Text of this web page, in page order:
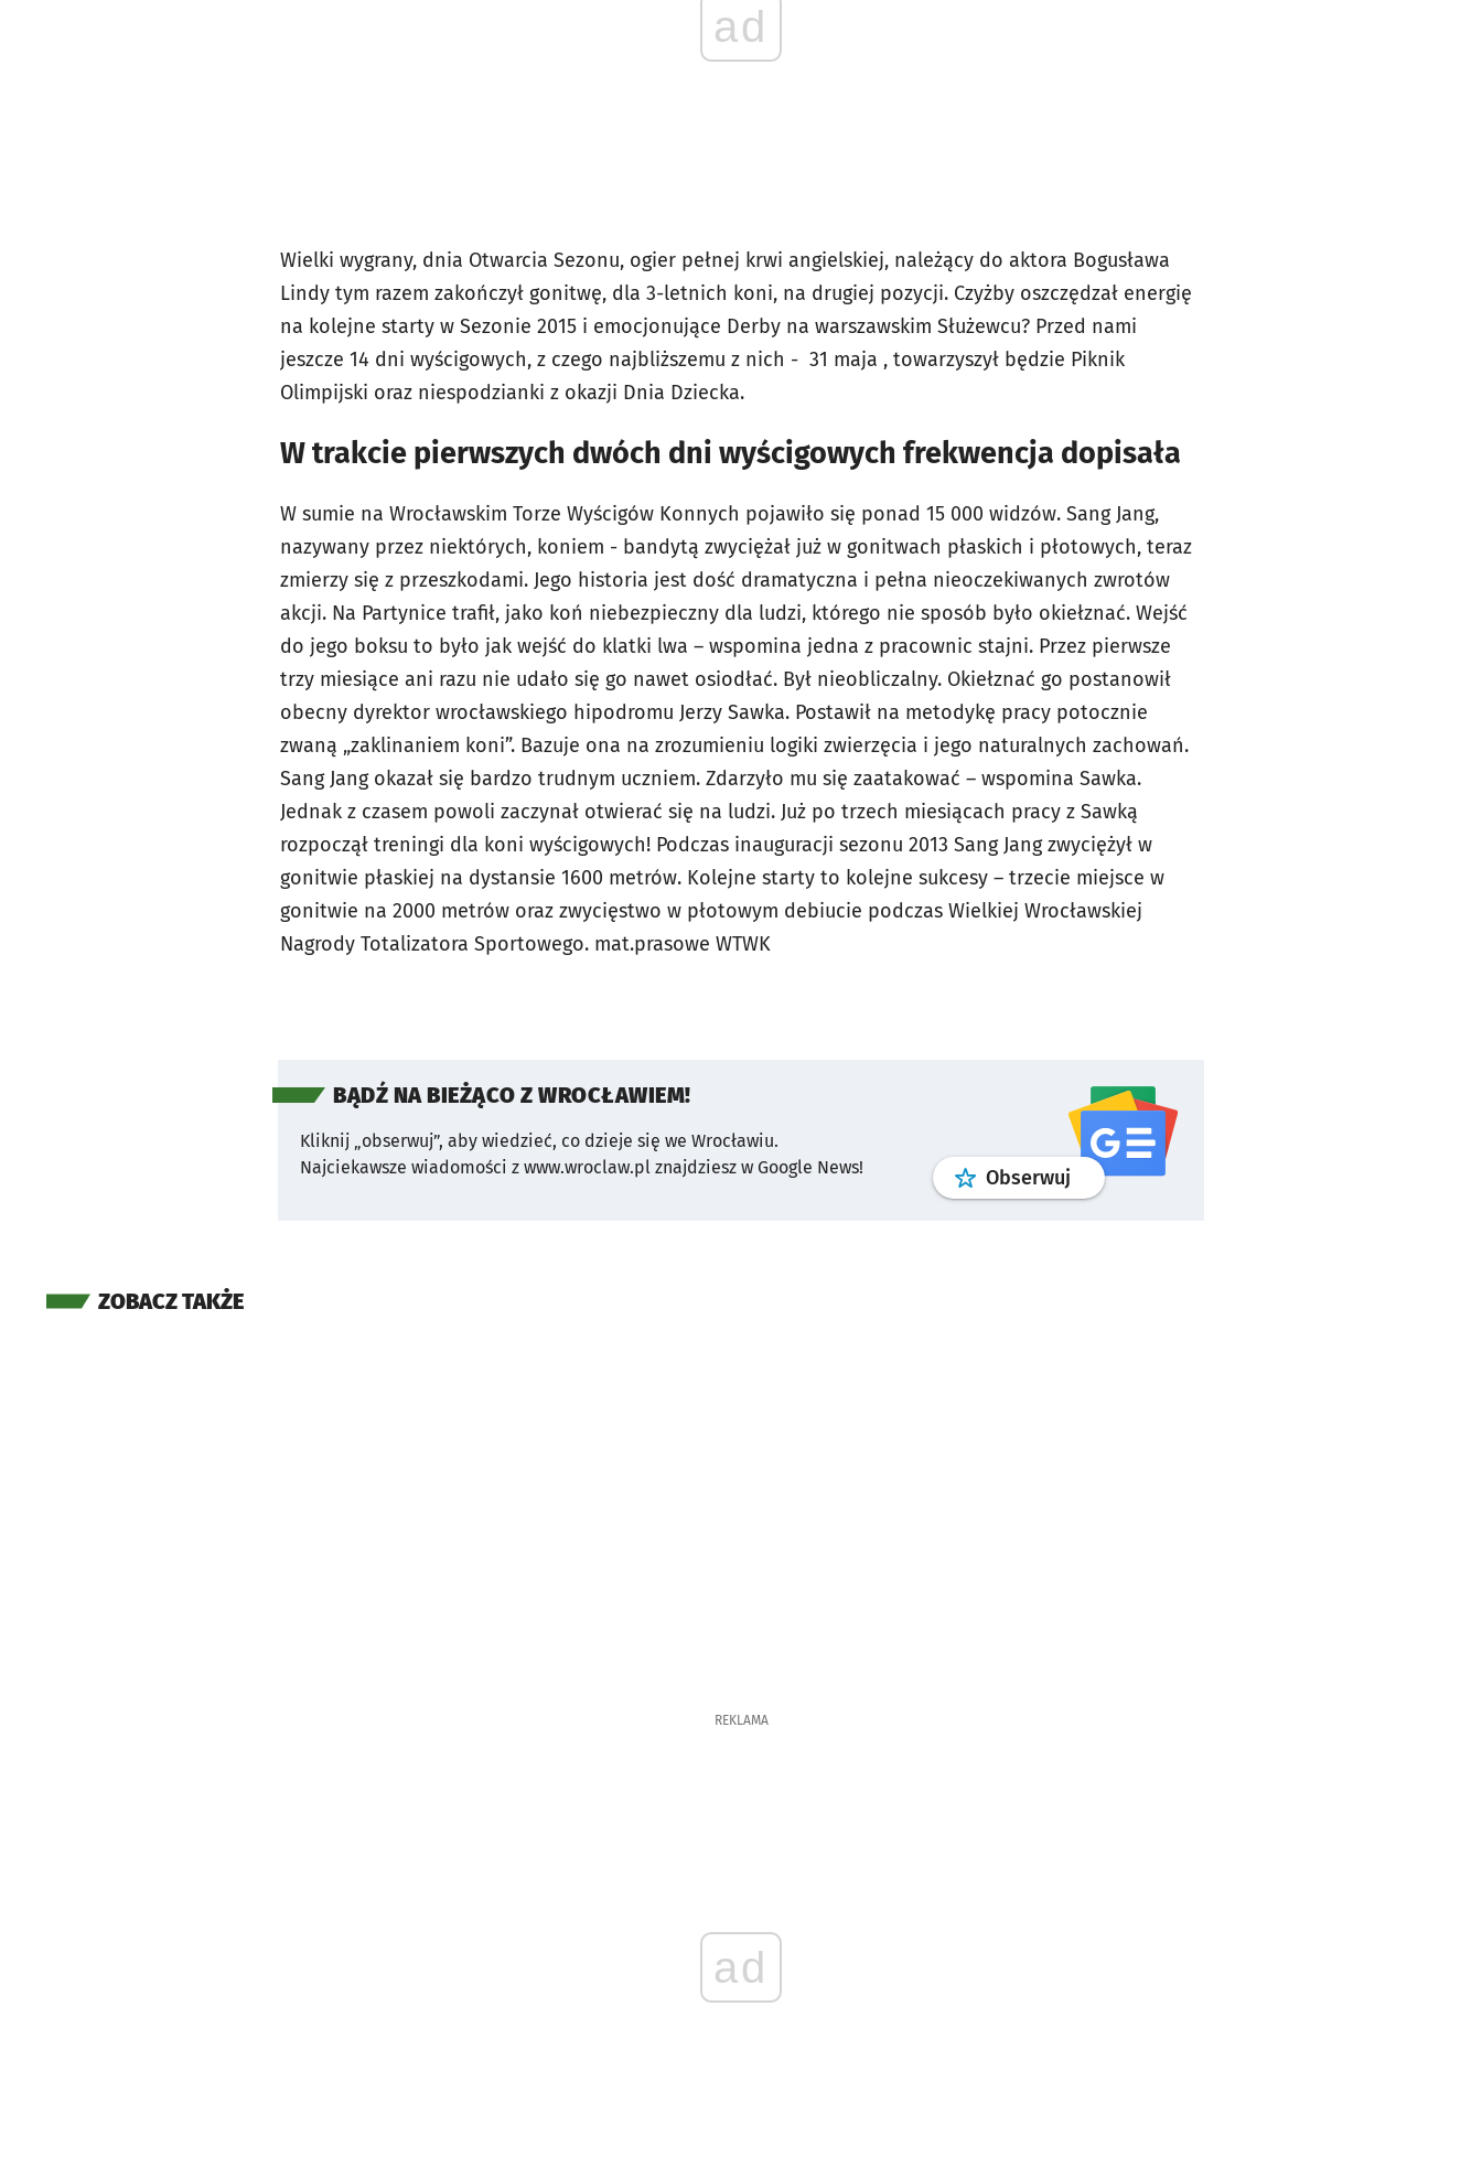
ad
Wielki wygrany, dnia Otwarcia Sezonu, ogier pełnej krwi angielskiej, należący do aktora Bogusława
Lindy tym razem zakończył gonitwę, dla 3-letnich koni, na drugiej pozycji. Czyżby oszczędzał energię
na kolejne starty w Sezonie 2015 i emocjonujące Derby na warszawskim Służewcu? Przed nami
jeszcze 14 dni wyścigowych, z czego najbliższemu z nich - 31 maja , towarzyszył będzie Piknik
Olimpijski oraz niespodzianki z okazji Dnia Dziecka.
W trakcie pierwszych dwóch dni wyścigowych frekwencja dopisała
W sumie na Wrocławskim Torze Wyścigów Konnych pojawiło się ponad 15 000 widzów. Sang Jang,
nazywany przez niektórych, koniem - bandytą zwyciężał już w gonitwach płaskich i płotowych, teraz
zmierzy się z przeszkodami. Jego historia jest dość dramatyczna i pełna nieoczekiwanych zwrotów
akcji. Na Partynice trafił, jako koń niebezpieczny dla ludzi, którego nie sposób było okiełznać. Wejść
do jego boksu to było jak wejść do klatki lwa – wspomina jedna z pracownic stajni. Przez pierwsze
trzy miesiące ani razu nie udało się go nawet osiodłać. Był nieobliczalny. Okiełznać go postanowił
obecny dyrektor wrocławskiego hipodromu Jerzy Sawka. Postawił na metodykę pracy potocznie
zwaną „zaklinaniem koni”. Bazuje ona na zrozumieniu logiki zwierzęcia i jego naturalnych zachowań.
Sang Jang okazał się bardzo trudnym uczniem. Zdarzyło mu się zaatakować – wspomina Sawka.
Jednak z czasem powoli zaczynał otwierać się na ludzi. Już po trzech miesiącach pracy z Sawką
rozpoczął treningi dla koni wyścigowych! Podczas inauguracji sezonu 2013 Sang Jang zwyciężył w
gonitwie płaskiej na dystansie 1600 metrów. Kolejne starty to kolejne sukcesy – trzecie miejsce w
gonitwie na 2000 metrów oraz zwycięstwo w płotowym debiucie podczas Wielkiej Wrocławskiej
Nagrody Totalizatora Sportowego. mat.prasowe WTWK
BĄDŹ NA BIEŻĄCO Z WROCŁAWIEM!
Kliknij „obserwuj”, aby wiedzieć, co dzieje się we Wrocławiu.
Najciekawsze wiadomości z www.wroclaw.pl znajdziesz w Google News!
Obserwuj profilgoogle news
ZOBACZ TAKŻE
REKLAMA
ad